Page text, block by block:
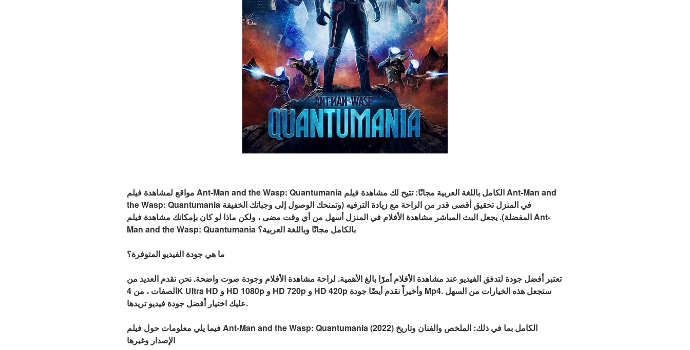
مواقع لمشاهدة فيلم Ant-Man and the Wasp: Quantumania الكامل باللغة العربية مجانًا: تتيح لك مشاهدة فيلم Ant-Man and
the Wasp: Quantumania في المنزل تحقيق أقصى قدر من الراحة مع زيادة الترفيه (وتمنحك الوصول إلى وجباتك الخفيفة
المفضلة). يجعل البث المباشر مشاهدة الأفلام في المنزل أسهل من أي وقت مضى ، ولكن ماذا لو كان بإمكانك مشاهدة فيلم Ant-
Man and the Wasp: Quantumania بالكامل مجانًا وباللغة العربية؟
ما هي جودة الفيديو المتوفرة؟
تعتبر أفضل جودة لتدفق الفيديو عند مشاهدة الأفلام أمرًا بالغ الأهمية. لراحة مشاهدة الأفلام وجودة صوت واضحة. نحن نقدم العديد من
الصفات ، من 4K Ultra HD و HD 1080p و HD 720p و HD 420p وأخيراً نقدم أيضًا جودة Mp4. ستجعل هذه الخيارات من السهل
عليك اختيار أفضل جودة فيديو تريدها.
فيما يلي معلومات حول فيلم Ant-Man and the Wasp: Quantumania (2022) الكامل بما في ذلك: الملخص والفنان وتاريخ
الإصدار وغيرها